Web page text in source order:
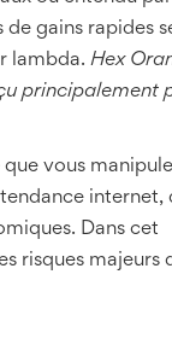
gains rapides
lambda. Hex
principalement
vous
internet,
Dans cet
risques majeurs